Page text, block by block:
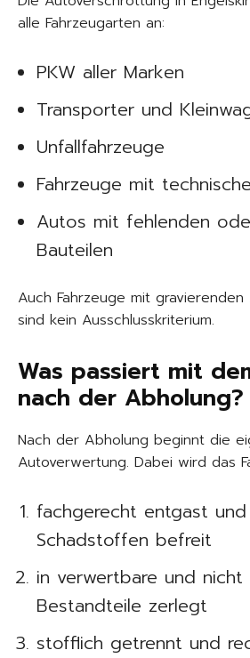
alle Fahrzeugarten an:
PKW aller Marken
Transporter und
Unfallfahrzeuge
Fahrzeuge mit
Autos mit fehlenden
Bauteilen
Auch Fahrzeuge mit
sind kein Ausschlusskriterium.
Was passiert mit
nach der Abholung?
Nach der Abholung beginnt die
Autoverwertung. Dabei wird das
fachgerecht entgast
Schadstoffen befreit
in verwertbare und nicht
Bestandteile zerlegt
stofflich getrennt und